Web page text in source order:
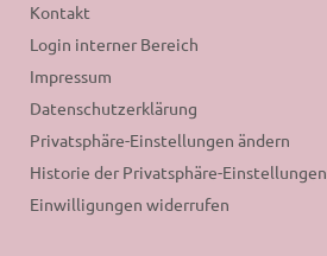
Kontakt
Login interner Bereich
Impressum
Datenschutzerklärung
Privatsphäre-Einstellungen ändern
Historie der Privatsphäre-Einstellungen
Einwilligungen widerrufen